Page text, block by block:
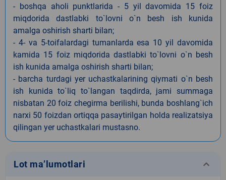
- boshqa aholi punktlarida - 5 yil davomida 15 foiz
miqdorida dastlabki to`lovni o`n besh ish kunida
amalga oshirish sharti bilan;
- 4- va 5-toifalardagi tumanlarda esa 10 yil davomida
kamida 15 foiz miqdorida dastlabki to`lovni o`n besh
ish kunida amalga oshirish sharti bilan;
- barcha turdagi yer uchastkalarining qiymati o`n besh
ish kunida to`liq to`langan taqdirda, jami summaga
nisbatan 20 foiz chegirma berilishi, bunda boshlang`ich
narxi 50 foizdan ortiqqa pasaytirilgan holda realizatsiya
qilingan yer uchastkalari mustasno.
Lot ma’lumotlari keyboard_arrow_down